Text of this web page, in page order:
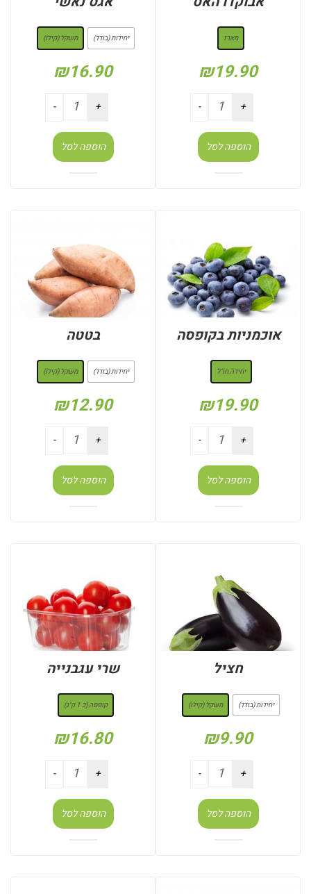
מארז
₪19.90
הוספה לסל
יחידות (בודד) משקל (קילו)
₪16.90
הוספה לסל
אוכמניות בקופסה
יחידה חו"ל
₪19.90
הוספה לסל
בטטה
יחידות (בודד) משקל (קילו)
₪12.90
הוספה לסל
חציל
יחידות (בודד) משקל (קילו)
₪9.90
הוספה לסל
שרי עגבנייה
קופסה (כ 1 ק"ג)
₪16.80
הוספה לסל